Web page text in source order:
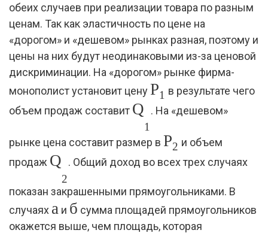
обеих случаев при реализации товара по разным
ценам. Так как эластичность по цене на
«дорогом» и «дешевом» рынках разная, поэтому и
цены на них будут неодинаковыми из-за ценовой
дискриминации. На «дорогом» рынке фирма-
монополист установит ценуP1 в результате чего
объем продаж составит Q
1
. На «дешевом»
рынке цена составит размер в P2 и объем
продаж Q
2
. Общий доход во всех трех случаях
показан закрашенными прямоугольниками. В
случаях а и б сумма площадей прямоугольников
окажется выше, чем площадь, которая